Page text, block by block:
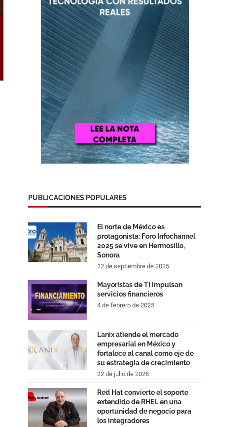
PUBLICACIONES POPULARES
El norte de México es
protagonista: Foro Infochannel
2025 se vive en Hermosillo,
Sonora
12 de septiembre de 2025
Mayoristas de TI impulsan
servicios financieros
4 de febrero de 2025
Lanix atiende el mercado
empresarial en México y
fortalece al canal como eje de
su estrategia de crecimiento
22 de julio de 2026
Red Hat convierte el soporte
extendido de RHEL en una
oportunidad de negocio para
los integradores